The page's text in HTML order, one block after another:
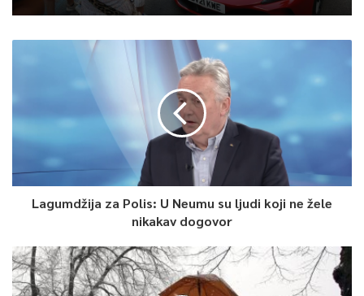
za javnost i nepristupačan novinarima. Iz međunarodne
završetku, i to priopćenjem za javnost.
0
Article Rating
Lagumdžija za Polis: U Neumu su ljudi koji ne žele
nikakav dogovor